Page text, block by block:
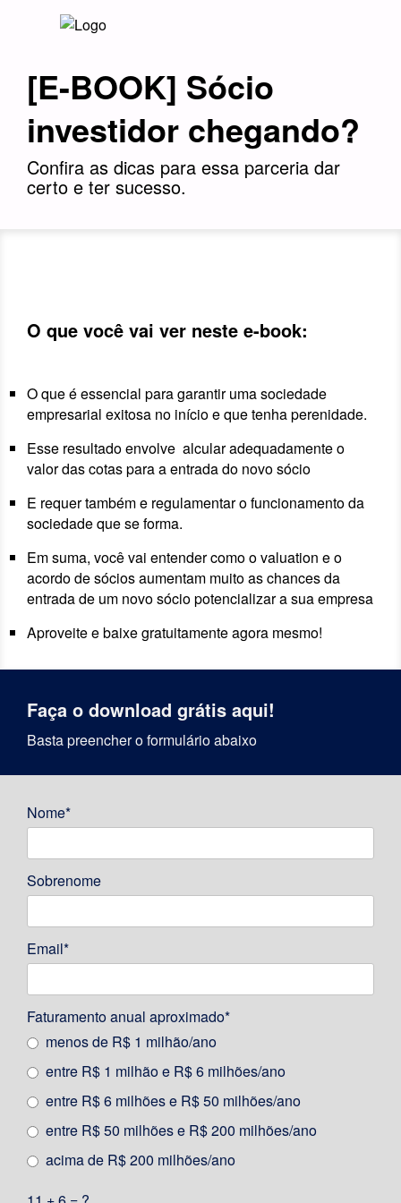
[E-BOOK] Sócio
investidor chegando?
Confira as dicas para essa parceria dar
certo e ter sucesso.
O que você vai ver neste e-book:
O que é essencial para garantir uma sociedade
empresarial exitosa no início e que tenha perenidade.
Esse resultado envolve alcular adequadamente o
valor das cotas para a entrada do novo sócio
E requer também e regulamentar o funcionamento da
sociedade que se forma.
Em suma, você vai entender como o valuation e o
acordo de sócios aumentam muito as chances da
entrada de um novo sócio potencializar a sua empresa
Aproveite e baixe gratuitamente agora mesmo!
Faça o download grátis aqui!
Basta preencher o formulário abaixo
Nome*
Sobrenome
Email*
Faturamento anual aproximado*
menos de R$ 1 milhão/ano
entre R$ 1 milhão e R$ 6 milhões/ano
entre R$ 6 milhões e R$ 50 milhões/ano
entre R$ 50 milhões e R$ 200 milhões/ano
acima de R$ 200 milhões/ano